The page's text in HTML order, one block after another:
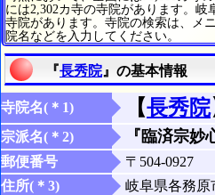
には2,302カ寺の寺院があります。岐
寺院があります。寺院の検索は、メ
院名などを入力してください。
『長秀院』の基本情報
寺院名(＊1) 【長秀院
宗派名(＊2) 『臨済宗妙
郵便番号
〒504-0927
住所(＊3)
岐阜県各務原